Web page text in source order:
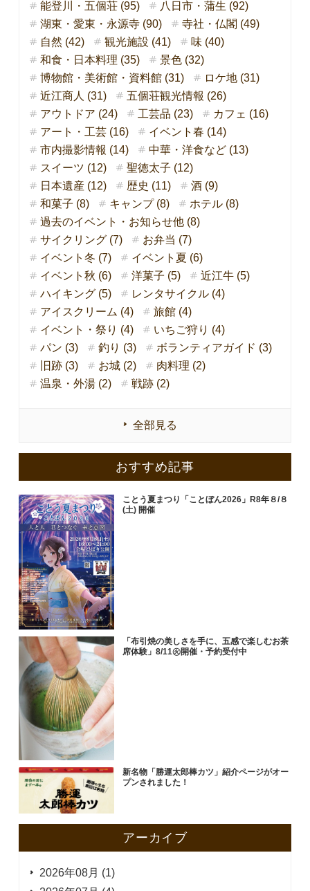
能登川・五個荘 (95)
八日市・蒲生 (92)
湖東・愛東・永源寺 (90)
寺社・仏閣 (49)
自然 (42)
観光施設 (41)
味 (40)
和食・日本料理 (35)
景色 (32)
博物館・美術館・資料館 (31)
ロケ地 (31)
近江商人 (31)
五個荘観光情報 (26)
アウトドア (24)
工芸品 (23)
カフェ (16)
アート・工芸 (16)
イベント春 (14)
市内撮影情報 (14)
中華・洋食など (13)
スイーツ (12)
聖徳太子 (12)
日本遺産 (12)
歴史 (11)
酒 (9)
和菓子 (8)
キャンプ (8)
ホテル (8)
過去のイベント・お知らせ他 (8)
サイクリング (7)
お弁当 (7)
イベント冬 (7)
イベント夏 (6)
イベント秋 (6)
洋菓子 (5)
近江牛 (5)
ハイキング (5)
レンタサイクル (4)
アイスクリーム (4)
旅館 (4)
イベント・祭り (4)
いちご狩り (4)
パン (3)
釣り (3)
ボランティアガイド (3)
旧跡 (3)
お城 (2)
肉料理 (2)
温泉・外湯 (2)
戦跡 (2)
全部見る
おすすめ記事
ことう夏まつり「ことぼん2026」R8年８/８
(土) 開催
「布引焼の美しさを手に、五感で楽しむお茶
席体験」8/11㊋開催・予約受付中
新名物「勝運太郎棒カツ」紹介ページがオー
プンされました！
アーカイブ
2026年08月 (1)